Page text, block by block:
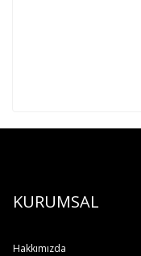
KURUMSAL
Hakkımızda